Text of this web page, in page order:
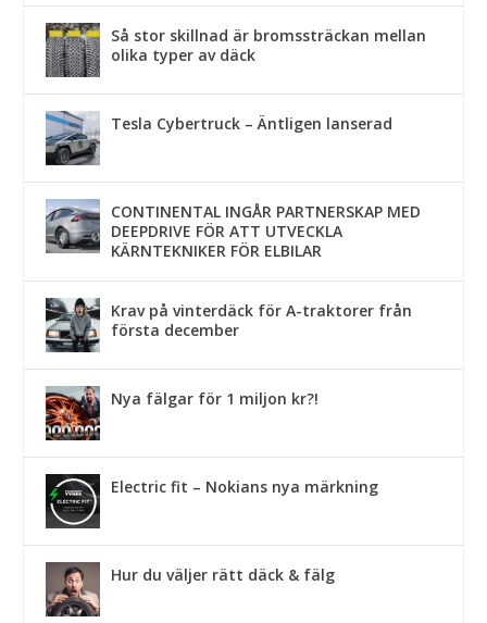
Så stor skillnad är bromssträckan mellan
olika typer av däck
Tesla Cybertruck – Äntligen lanserad
CONTINENTAL INGÅR PARTNERSKAP MED
DEEPDRIVE FÖR ATT UTVECKLA
KÄRNTEKNIKER FÖR ELBILAR
Krav på vinterdäck för A-traktorer från
första december
Nya fälgar för 1 miljon kr?!
Electric fit – Nokians nya märkning
Hur du väljer rätt däck & fälg